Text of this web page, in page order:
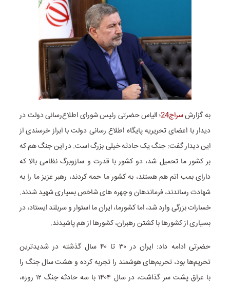
به گزارشسراج24
؛ الیاس حضرتی رئیس شورای اطلاع‌رسانی دولت در
دیدار با اعضای تحریریه پایگاه اطلاع رسانی دولت با ابراز خرسندی از
این دیدار گفت: جنگ یک حادثه خیلی بزرگ است. در این جنگ هم که
بر کشور ما تحمیل شد، دو کشور با قدرت و سازوبرگ نظامی بالا که
دارای بمب اتم هم هستند، به کشور ما حمه کردند، رهبر عزیز ما را به
شهادت رساندند، فرماندهان و چهره های شاخص بسیاری شهید شدند.
خسارات بزرگی وارد شد، اما کشورما، ایران ما استوار و سربلند ایستاد، در
بسیاری از کشورها با کشتن رهبران، کشورها از هم پاشیدند.
حضرتی ادامه داد: ایران در ۳۰ تا ۴۰ سال گذشته در شدیدترین
تحریم‌ها بود، تحریم‌های هوشمند را تجربه کرده و هشت سال جنگ را
با عراق پشت سر گذاشت، در سال ۱۴۰۴ با سه حادثه جنگ ۱۲ روزه،